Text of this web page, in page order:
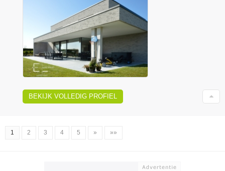
BEKIJK VOLLEDIG PROFIEL
1 2 3 4 5 » »»